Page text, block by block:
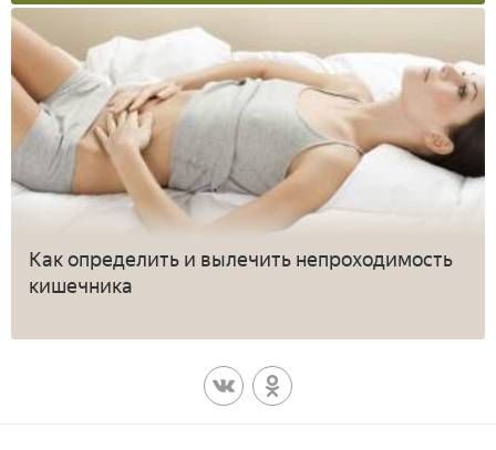
Как определить и вылечить непроходимость
кишечника